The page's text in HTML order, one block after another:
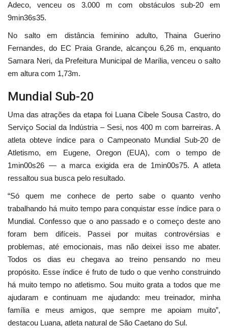
Adeco, venceu os 3.000 m com obstáculos sub-20 em
9min36s35.
No salto em distância feminino adulto, Thaina Guerino
Fernandes, do EC Praia Grande, alcançou 6,26 m, enquanto
Samara Neri, da Prefeitura Municipal de Marília, venceu o salto
em altura com 1,73m.
Mundial Sub-20
Uma das atrações da etapa foi Luana Cibele Sousa Castro, do
Serviço Social da Indústria – Sesi, nos 400 m com barreiras. A
atleta obteve índice para o Campeonato Mundial Sub-20 de
Atletismo, em Eugene, Oregon (EUA), com o tempo de
1min00s26 — a marca exigida era de 1min00s75. A atleta
ressaltou sua busca pelo resultado.
“Só quem me conhece de perto sabe o quanto venho
trabalhando há muito tempo para conquistar esse índice para o
Mundial. Confesso que o ano passado e o começo deste ano
foram bem difíceis. Passei por muitas controvérsias e
problemas, até emocionais, mas não deixei isso me abater.
Todos os dias eu chegava ao treino pensando no meu
propósito. Esse índice é fruto de tudo o que venho construindo
há muito tempo no atletismo. Sou muito grata a todos que me
ajudaram e continuam me ajudando: meu treinador, minha
família e meus amigos, que sempre me apoiam muito”,
destacou Luana, atleta natural de São Caetano do Sul.